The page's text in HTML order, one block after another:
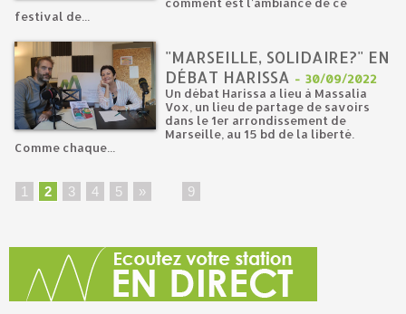
festival de...
"MARSEILLE, SOLIDAIRE?" EN
DÉBAT HARISSA - 30/09/2022
Un débat Harissa a lieu à Massalia
Vox, un lieu de partage de savoirs
dans le 1er arrondissement de
Marseille, au 15 bd de la liberté.
Comme chaque...
1 2 3 4 5 » 9